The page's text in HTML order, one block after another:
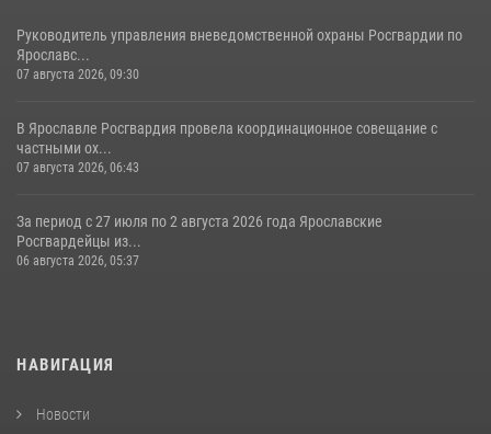
Руководитель управления вневедомственной охраны Росгвардии по
Ярославс...
07 августа 2026, 09:30
В Ярославле Росгвардия провела координационное совещание с
частными ох...
07 августа 2026, 06:43
За период с 27 июля по 2 августа 2026 года Ярославские
Росгвардейцы из...
06 августа 2026, 05:37
НАВИГАЦИЯ
Новости